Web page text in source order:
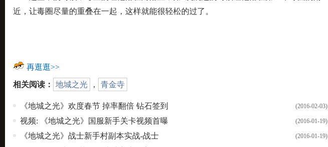
近，让毒圈尽量的重叠在一起，这样就能很轻松的过了。
再逛逛>>
相关阅读： 地城之光 ， 青金寺
(2016-02-03)
《地城之光》欢度春节 掉率翻倍 钻石签到
(2016-01-19)
视频: 《地城之光》国服新手关卡视频首曝
(2016-01-19)
《地城之光》战士新手村副本实战-战士